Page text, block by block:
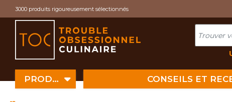
3000 produits rigoureusement sélectionnés
PRODUITS CONSEILS ET